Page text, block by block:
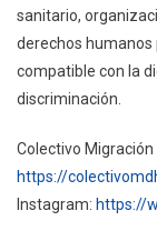
sanitario,
derechos
compatible con la
discriminación.
Colectivo
https://
Instagram: https://